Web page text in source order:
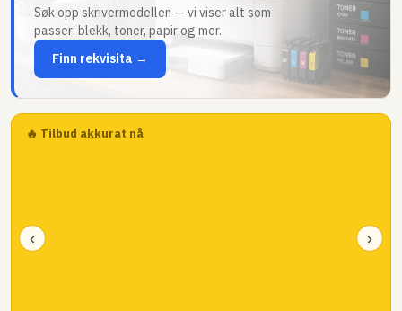
Søk opp skrivermodellen — vi viser alt som
passer: blekk, toner, papir og mer.
Finn rekvisita →
🔥 Tilbud akkurat nå
‹ ›